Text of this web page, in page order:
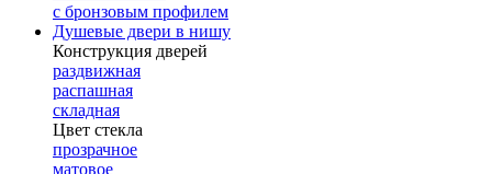
с бронзовым профилем
Душевые двери в нишу
Конструкция дверей
раздвижная
распашная
складная
Цвет стекла
прозрачное
матовое